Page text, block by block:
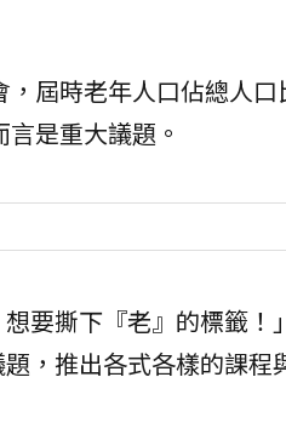
屆時老年人口佔總人
是重大議題。
要撕下『老』的標籤
，推出各式各樣的課程